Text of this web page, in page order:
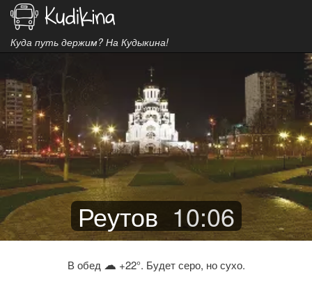
Куда путь держим? На Кудыкина!
Реутов 10:06
В обед ☁ +22°. Будет серо, но сухо.